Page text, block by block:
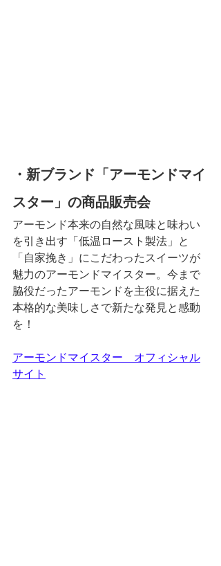
・新ブランド「アーモンドマイ
スター」の商品販売会
アーモンド本来の自然な風味と味わい
を引き出す「低温ロースト製法」と
「自家挽き」にこだわったスイーツが
魅力のアーモンドマイスター。今まで
脇役だったアーモンドを主役に据えた
本格的な美味しさで新たな発見と感動
を！
アーモンドマイスター　オフィシャル
サイト